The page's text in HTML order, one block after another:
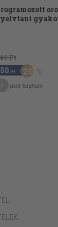
Ft
,-Ft 20
pont kapható